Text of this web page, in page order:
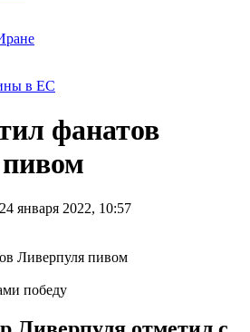
в ЕС
фанатов
января 2022, 10:57
победу